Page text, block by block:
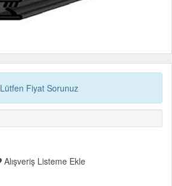
Lütfen Fiyat Sorunuz
Alışveriş Listeme Ekle